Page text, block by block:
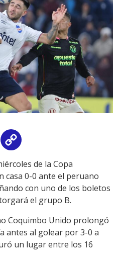
Email
Linkde la Copa
casa 0-0 ante el peruano
con uno de los boletos
el grupo B.
Coquimbo Unido prolongó
antes al golear por 3-0 a
un lugar entre los 16